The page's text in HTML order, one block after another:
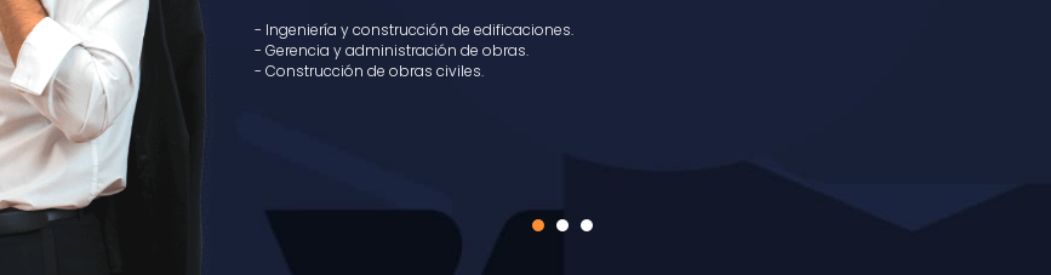
- Ingeniería y construcción de edificaciones.
- Gerencia y administración de obras.
- Construcción de obras civiles.